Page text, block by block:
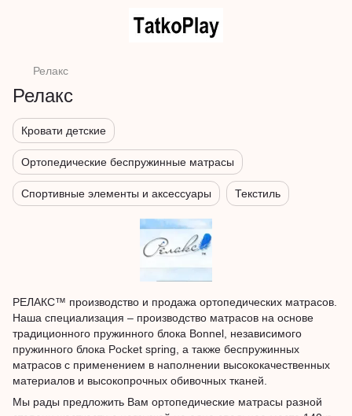
Релакс
Релакс
Кровати детские
Ортопедические беспружинные матрасы
Спортивные элементы и аксессуары Текстиль
РЕЛАКС™ производство и продажа ортопедических матрасов.
Наша специализация – производство матрасов на основе
традиционного пружинного блока Bonnel, независимого
пружинного блока Pocket spring, а также беспружинных
матрасов с применением в наполнении высококачественных
материалов и высокопрочных обивочных тканей.
Мы рады предложить Вам ортопедические матрасы разной